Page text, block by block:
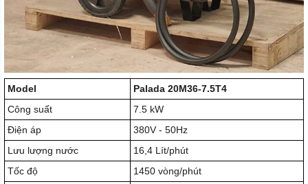
Model
Palada 20M36-7.5T4
Công suất
7.5 kW
Điện áp
380V - 50Hz
Lưu lượng nước
16,4 Lít/phút
Tốc độ
1450 vòng/phút